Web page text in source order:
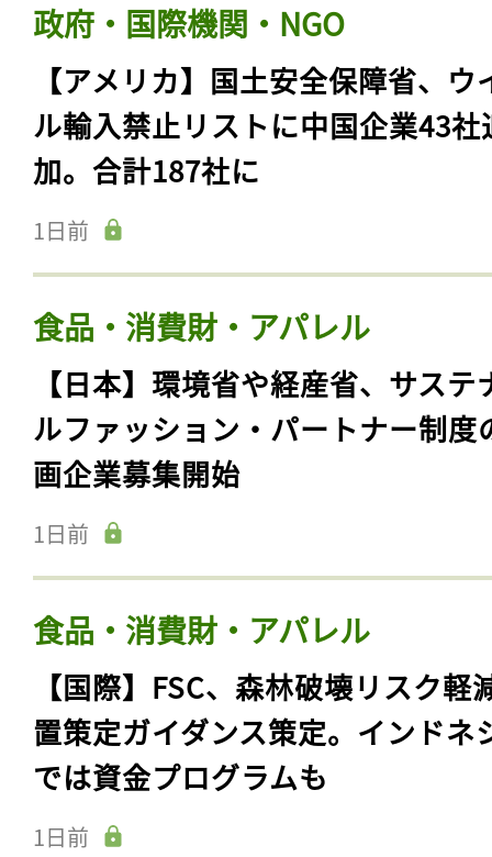
政府・国際機関・NGO
【アメリカ】国土安全保障省、ウ
ル輸入禁止リストに中国企業43社
加。合計187社に
1日前
食品・消費財・アパレル
【日本】環境省や経産省、サステ
ルファッション・パートナー制度
画企業募集開始
1日前
食品・消費財・アパレル
【国際】FSC、森林破壊リスク軽
置策定ガイダンス策定。インドネ
では資金プログラムも
1日前